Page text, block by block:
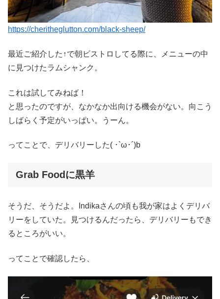
https://cheritheglutton.com/black-sheep/
最近ご紹介した↑で朝ビストロしてる際に、メニューの中
に見つけたラムシャンク。
これは試してみねば！
と思ったのですが、なかなか出向ける機会がない。向こう
しばらく予定がいっぱい。うーん。
ってことで、デリバリーした( ･`ω･´)b
Grab Foodに黒羊
そうだ、そうだよ。Indikaさんの頃も我が家はよくデリバ
リーをしていた。見つけるんだったら、デリバリーもでき
るところがいい。
ってことで確認したら、